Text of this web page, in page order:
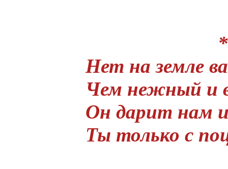
Нет на земле
Чем нежный и
Он дарит нам
Ты только с